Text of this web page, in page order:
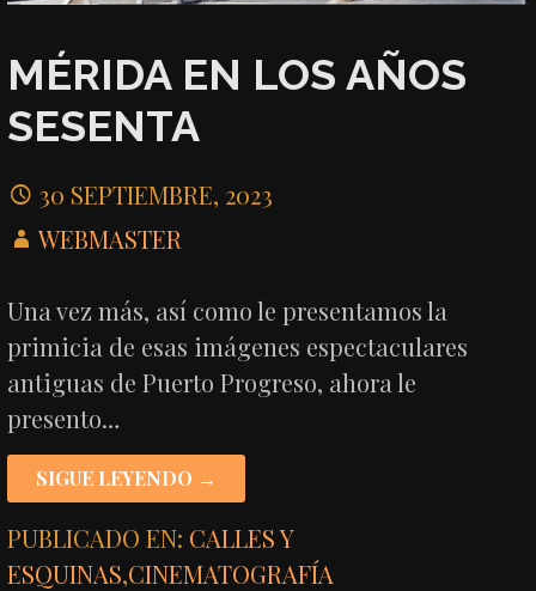
MÉRIDA EN LOS AÑOS
SESENTA
30 SEPTIEMBRE, 2023
WEBMASTER
Una vez más, así como le presentamos la
primicia de esas imágenes espectaculares
antiguas de Puerto Progreso, ahora le
presento…
SIGUE LEYENDO →
PUBLICADO EN: CALLES Y
ESQUINAS,CINEMATOGRAFÍA